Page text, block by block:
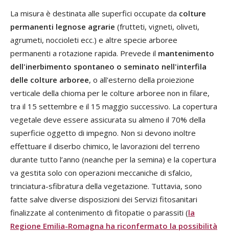
La misura è destinata alle superfici occupate da colture
permanenti legnose agrarie (frutteti, vigneti, oliveti,
agrumeti, noccioleti ecc.) e altre specie arboree
permanenti a rotazione rapida. Prevede il mantenimento
dell'inerbimento spontaneo o seminato nell'interfila
delle colture arboree, o all'esterno della proiezione
verticale della chioma per le colture arboree non in filare,
tra il 15 settembre e il 15 maggio successivo. La copertura
vegetale deve essere assicurata su almeno il 70% della
superficie oggetto di impegno. Non si devono inoltre
effettuare il diserbo chimico, le lavorazioni del terreno
durante tutto l’anno (neanche per la semina) e la copertura
va gestita solo con operazioni meccaniche di sfalcio,
trinciatura-sfibratura della vegetazione. Tuttavia, sono
fatte salve diverse disposizioni dei Servizi fitosanitari
finalizzate al contenimento di fitopatie o parassiti (la
Regione Emilia-Romagna ha riconfermato la possibilità